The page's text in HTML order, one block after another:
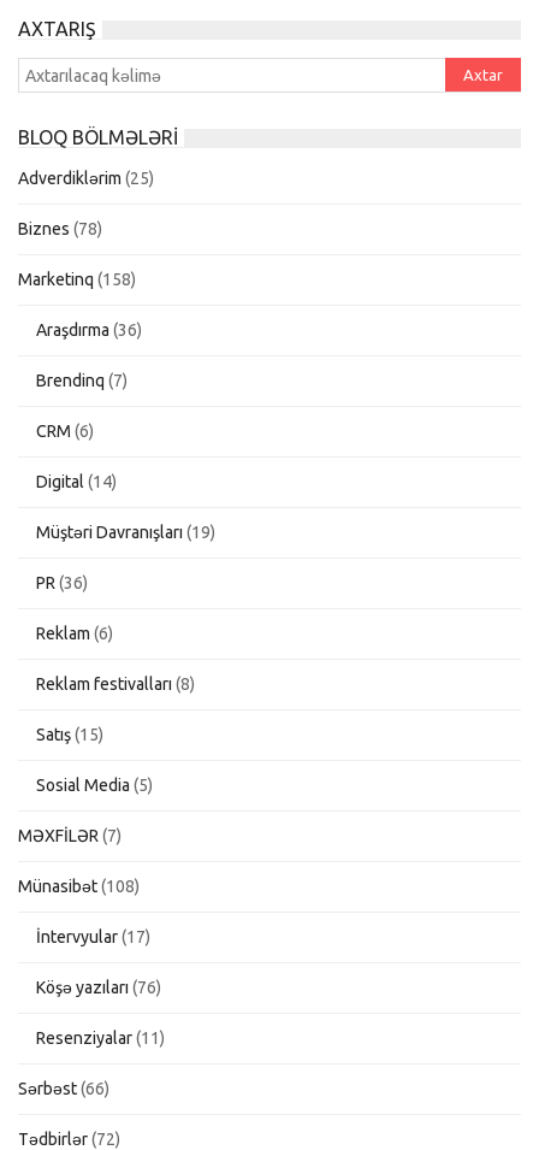
AXTARIŞ
BLOQ BÖLMƏLƏRI
Adverdiklərim (25)
Biznes (78)
Marketinq (158)
Araşdırma (36)
Brendinq (7)
CRM (6)
Digital (14)
Müştəri Davranışları (19)
PR (36)
Reklam (6)
Reklam festivalları (8)
Satış(15)
Sosial Media (5)
MƏXFİLƏR (7)
Münasibət(108)
İntervyular(17)
Köşə yazıları (76)
Resenziyalar(11)
Sərbəst(66)
Tədbirlər(72)